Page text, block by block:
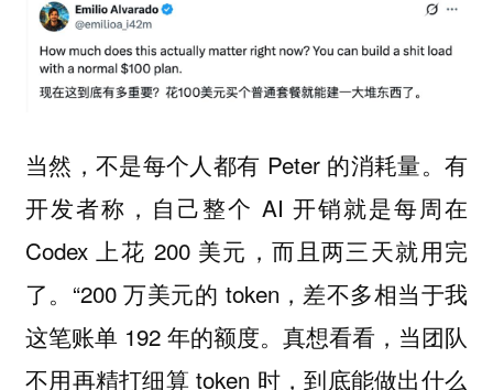
当然，不是每个人都有 Peter 的消耗量。有
开发者称，自己整个 AI 开销就是每周在
Codex 上花 200 美元，而且两三天就用完
了。“200 万美元的 token，差不多相当于我
这笔账单 192 年的额度。真想看看，当团队
不用再精打细算 token 时，到底能做出什么